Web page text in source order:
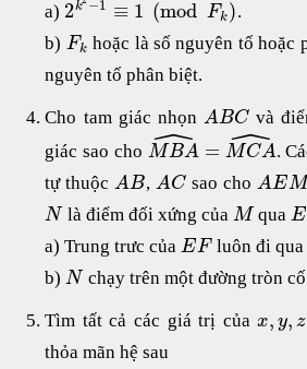
a) 2k −1 ≡ 1 (mod Fk).
b) Fk hoặc là số nguyên tố hoặc
nguyên tố phân biệt.
Cho tam giác nhọn ABC và
giác sao cho MBA
ˆ = MCA
ˆ .
tự thuộc AB, AC sao cho AEM
N là điểm đối xứng của Mqua E
a) Trung trưc của EFluôn đi qua
b) N chạy trên một đường tròn
Tìm tất cả các giá trị củax, y, z
thỏa mãn hệ sau